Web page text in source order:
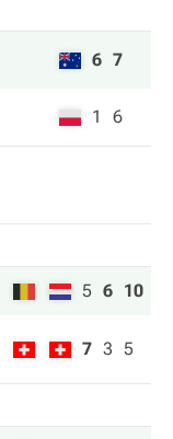
6 7
1 6
5 6 10
7 3 5